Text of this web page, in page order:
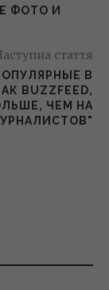
ФОТО И
стаття
В
BUZZFEED,
ЧЕМ НА